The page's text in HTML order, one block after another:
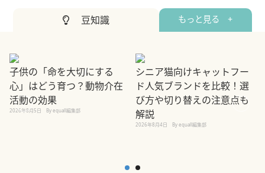
豆知識 もっと見る +
子供の「命を大切にする
心」はどう育つ？動物介在
活動の効果
2026年8月5日 By equall編集部
シニア猫向けキャットフー
ド人気ブランドを比較！選
び方や切り替えの注意点も
解説
2026年8月4日 By equall編集部